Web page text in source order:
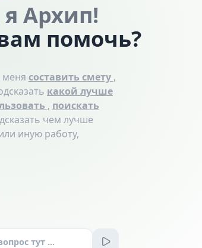
Архип!
помочь?
составить смету ,
какой лучше
, поискать
чем лучше
иную работу,